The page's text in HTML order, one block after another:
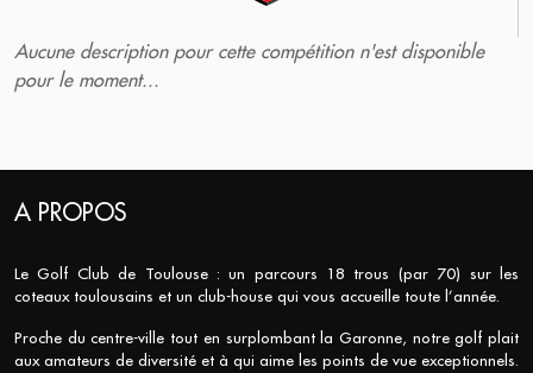
Aucune description pour cette compétition n'est disponible
pour le moment...
A PROPOS
Le Golf Club de Toulouse : un parcours 18 trous (par 70) sur les
coteaux toulousains et un club-house qui vous accueille toute l’année.
Proche du centre-ville tout en surplombant la Garonne, notre golf plait
aux amateurs de diversité et à qui aime les points de vue exceptionnels.